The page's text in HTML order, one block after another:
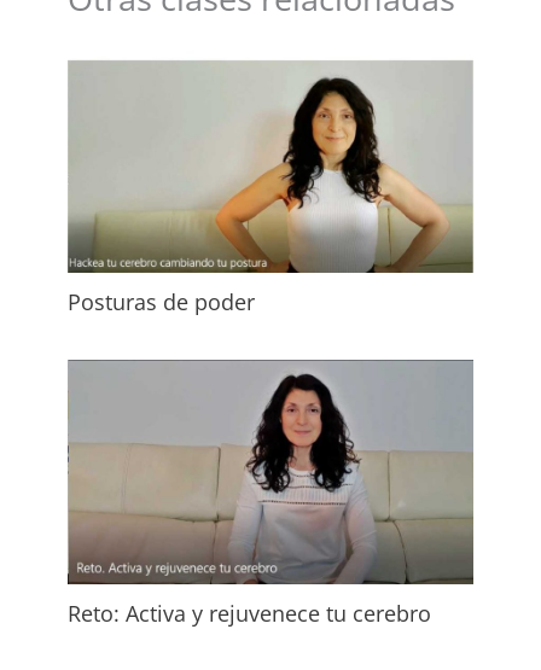
Posturas de poder
Reto: Activa y rejuvenece tu cerebro